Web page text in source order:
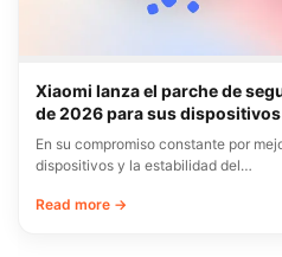
Xiaomi lanza el parche de
de 2026 para sus dispositivos
En su compromiso constante por
dispositivos y la estabilidad del…
Read more →